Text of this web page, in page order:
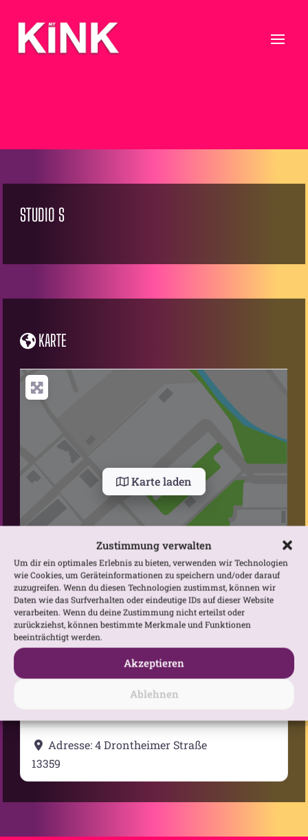
Zustimmung verwalten
Um dir ein optimales Erlebnis zu bieten, verwenden wir Technologien
wie Cookies, um Geräteinformationen zu speichern und/oder darauf
zuzugreifen. Wenn du diesen Technologien zustimmst, können wir
Daten wie das Surfverhalten oder eindeutige IDs auf dieser Website
verarbeiten. Wenn du deine Zustimmung nicht erteilst oder
zurückziehst, können bestimmte Merkmale und Funktionen
beeinträchtigt werden.
Akzeptieren
Ablehnen
STUDIO S
KARTE
Karte laden
Gib deinen Standort ein.Anfahrtsbeschreibung anfordern
Kategorie:Locations
Adresse:4 Drontheimer Straße
13359